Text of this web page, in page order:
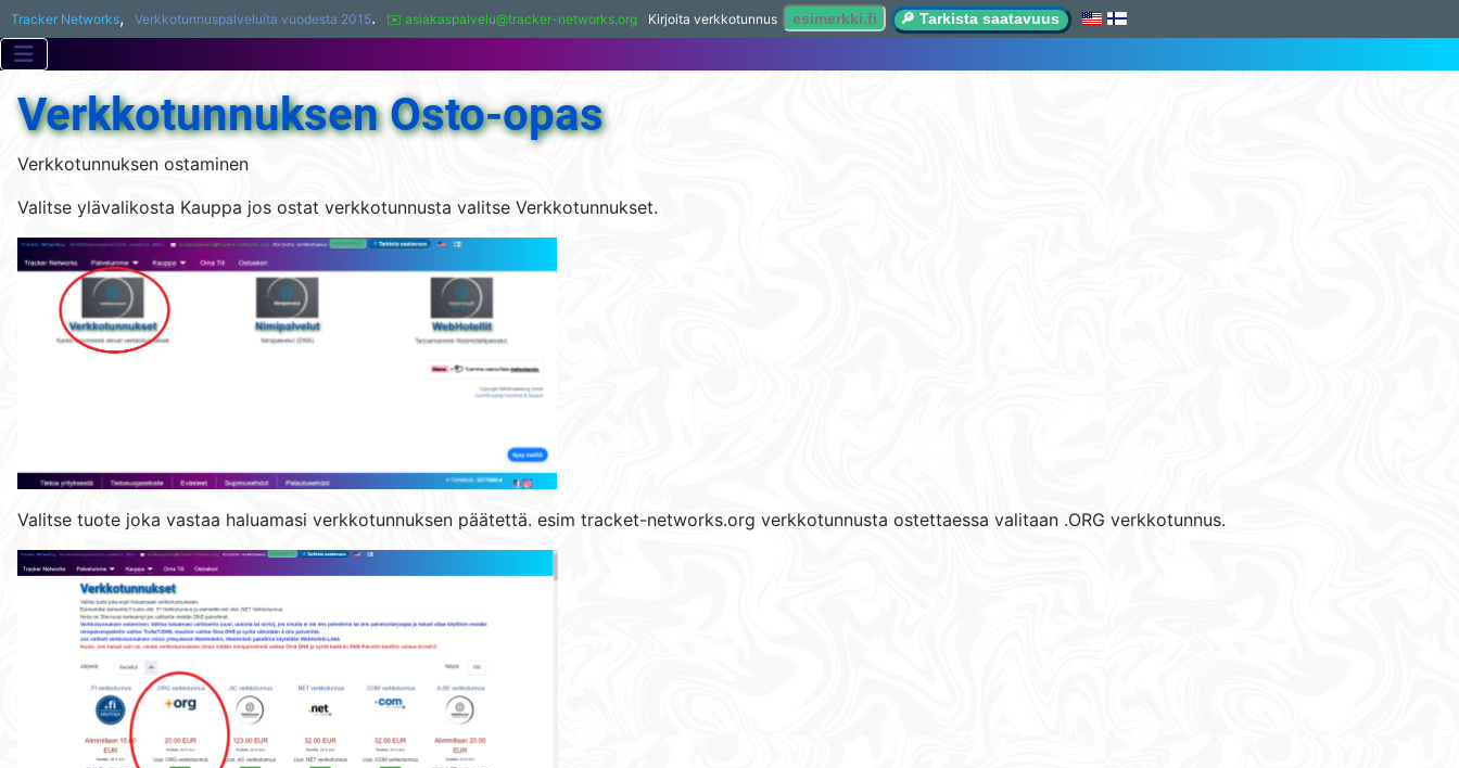
Tracker Networks, Verkkotunnuspalveluita vuodesta 2015. ✉️ asiakaspalvelu@tracker-networks.org Kirjoita verkkotunnus 🔎 Tarkista saatavuus
Verkkotunnuksen Osto-opas
Verkkotunnuksen ostaminen
Valitse ylävalikosta Kauppa jos ostat verkkotunnusta valitse Verkkotunnukset.
Valitse tuote joka vastaa haluamasi verkkotunnuksen päätettä. esim tracket-networks.org verkkotunnusta ostettaessa valitaan .ORG verkkotunnus.